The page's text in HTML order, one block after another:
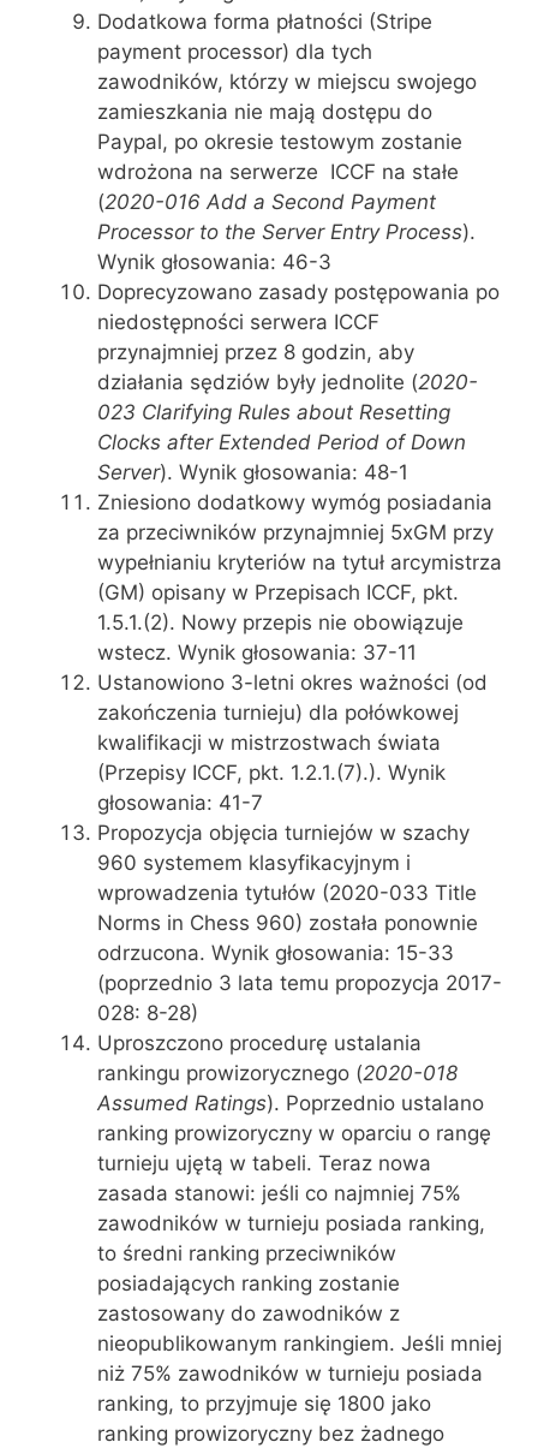
Dodatkowa forma płatności (Stripe
payment processor) dla tych
zawodników, którzy w miejscu swojego
zamieszkania nie mają dostępu do
Paypal, po okresie testowym zostanie
wdrożona na serwerze ICCF na stałe
(2020-016 Add a Second Payment
Processor to the Server Entry Process).
Wynik głosowania: 46-3
Doprecyzowano zasady postępowania po
niedostępności serwera ICCF
przynajmniej przez 8 godzin, aby
działania sędziów były jednolite (2020-
023 Clarifying Rules about Resetting
Clocks after Extended Period of Down
Server). Wynik głosowania: 48-1
Zniesiono dodatkowy wymóg posiadania
za przeciwników przynajmniej 5xGM przy
wypełnianiu kryteriów na tytuł arcymistrza
(GM) opisany w Przepisach ICCF, pkt.
1.5.1.(2). Nowy przepis nie obowiązuje
wstecz. Wynik głosowania: 37-11
Ustanowiono 3-letni okres ważności (od
zakończenia turnieju) dla połówkowej
kwalifikacji w mistrzostwach świata
(Przepisy ICCF, pkt. 1.2.1.(7).). Wynik
głosowania: 41-7
Propozycja objęcia turniejów w szachy
960 systemem klasyfikacyjnym i
wprowadzenia tytułów (2020-033 Title
Norms in Chess 960) została ponownie
odrzucona. Wynik głosowania: 15-33
(poprzednio 3 lata temu propozycja 2017-
028: 8-28)
Uproszczono procedurę ustalania
rankingu prowizorycznego (2020-018
Assumed Ratings). Poprzednio ustalano
ranking prowizoryczny w oparciu o rangę
turnieju ujętą w tabeli. Teraz nowa
zasada stanowi: jeśli co najmniej 75%
zawodników w turnieju posiada ranking,
to średni ranking przeciwników
posiadających ranking zostanie
zastosowany do zawodników z
nieopublikowanym rankingiem. Jeśli mniej
niż 75% zawodników w turnieju posiada
ranking, to przyjmuje się 1800 jako
ranking prowizoryczny bez żadnego